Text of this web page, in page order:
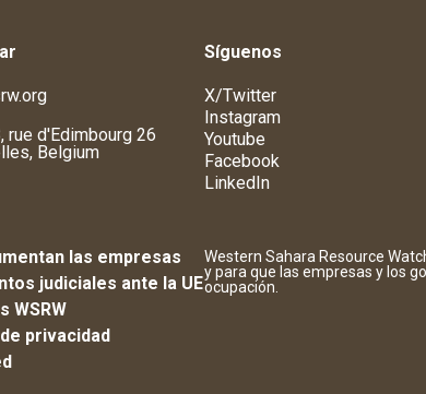
rue d'Edimbourg 26
Belgium
Síguenos
X/Twitter
Instagram
Youtube
Facebook
LinkedIn
las empresas
judiciales ante la UE
WSRW
privacidad
Western Sahara Resource
y para que las empresas y los
ocupación.